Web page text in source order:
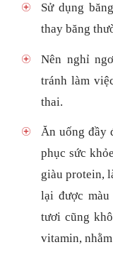
Sử dụng
thay băng
Nên nghỉ
tránh làm
thai.
Ăn uống đầy
phục sức
giàu protein,
lại được
tươi cũng
vitamin,